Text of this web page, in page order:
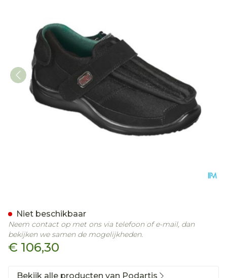
€ 106,30
Niet beschikbaar
Neem contact op met ons via telefoon of e-mail, dan
bekijken we samen de mogelijkheden.
Bekijk alle producten van Podartis